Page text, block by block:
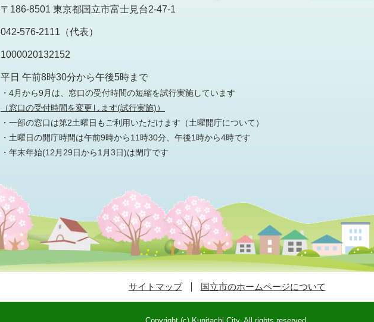
〒186-8501 東京都国立市富士見台2-47-1
042-576-2111（代表）
1000020132152
平日 午前8時30分から午後5時まで
・4月から9月は、窓口の受付時間の短縮を試行実施しています
（窓口の受付時間を変更します(試行実施)）
・一部の窓口は第2土曜日もご利用いただけます （土曜開庁について）
・土曜日の開庁時間は午前9時から11時30分、午後1時から4時です
・年末年始(12月29日から1月3日)は閉庁です
サイトマップ 国立市のホームページについて